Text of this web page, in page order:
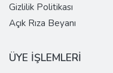
Gizlilik Politikası
Açık Rıza Beyanı
ÜYE İŞLEMLERİ